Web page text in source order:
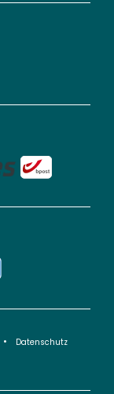
Datenschutz